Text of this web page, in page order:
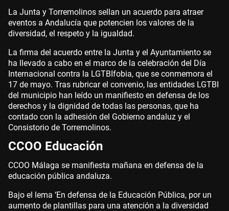
La Junta y Torremolinos sellan un acuerdo para atraer
eventos a Andalucía que potencien los valores de la
diversidad, el respeto y la igualdad.
La firma del acuerdo entre la Junta y el Ayuntamiento se
ha llevado a cabo en el marco de la celebración del Día
Internacional contra la LGTBIfobia, que se conmemora el
17 de mayo. Tras rubricar el convenio, las entidades LGTBI
del municipio han leído un manifiesto en defensa de los
derechos y la dignidad de todas las personas, que ha
contado con la adhesión del Gobierno andaluz y el
Consistorio de Torremolinos.
CCOO Educación
CCOO Málaga se manifiesta mañana en defensa de la
educación pública andaluza.
Bajo el lema ‘En defensa de la Educación Pública, por un
aumento de plantillas para una atención a la diversidad